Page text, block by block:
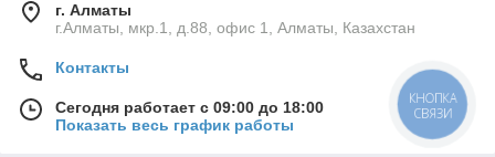
г. Алматы
г.Алматы, мкр.1, д.88, офис 1, Алматы, Казахстан
Контакты
Сегодня работает с 09:00 до 18:00
Показать весь график работы
КНОПКА
СВЯЗИ